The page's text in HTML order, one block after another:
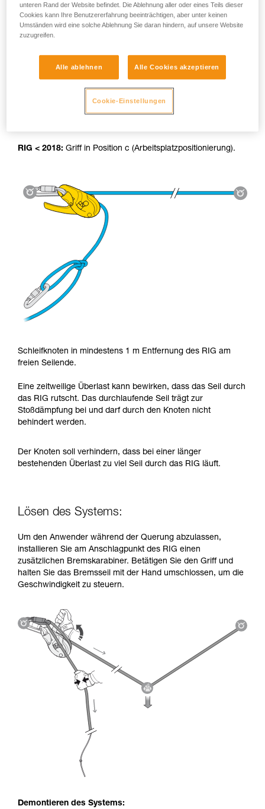
Benutzung der Hilfsseilbahn:
Das AUTO-LOCK-System blockiert die Last
RIG < 2018: Griff in Position c (Arbeitsplatzpositionierung).
Schleifknoten in mindestens 1 m Entfernung des RIG am
freien Seilende.
Eine zeitweilige Überlast kann bewirken, dass das Seil durch
das RIG rutscht. Das durchlaufende Seil trägt zur
Stoßdämpfung bei und darf durch den Knoten nicht
behindert werden.
Der Knoten soll verhindern, dass bei einer länger
bestehenden Überlast zu viel Seil durch das RIG läuft.
Lösen des Systems:
Um den Anwender während der Querung abzulassen,
installieren Sie am Anschlagpunkt des RIG einen
zusätzlichen Bremskarabiner. Betätigen Sie den Griff und
halten Sie das Bremsseil mit der Hand umschlossen, um die
Geschwindigkeit zu steuern.
Demontieren des Systems:
unteren Rand der Website befindet. Die Ablehnung aller oder eines Teils dieser
Cookies kann Ihre Benutzererfahrung beeinträchtigen, aber unter keinen
Umständen wird eine solche Ablehnung Sie daran hindern, auf unsere Website
zuzugreifen.
Alle ablehnen Alle Cookies akzeptieren
Cookie-Einstellungen